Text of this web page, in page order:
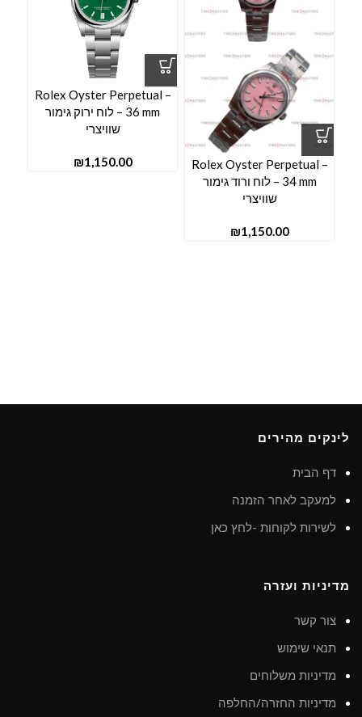
Rolex Oyster Perpetual –
34 mm – לוח ורוד גימור
שוויצרי
₪
Rolex Oyster Perpetual –
36 mm – לוח ירוק גימור
שוויצרי
₪
לינקים מהירים
דף הבית
למעקב לאחר הזמנה
לשירות לקוחות -לחץ כאן
מדיניות ועזרה
צור קשר
תנאי שימוש
מדיניות משלוחים
מדיניות החזרה/החלפה